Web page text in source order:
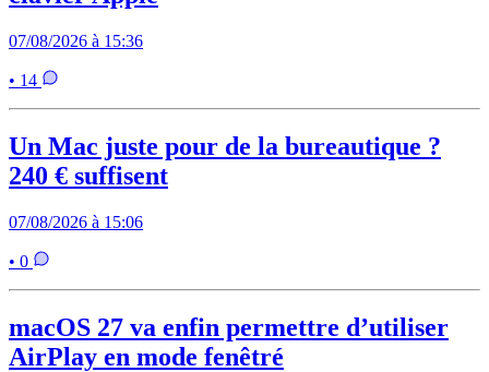
07/08/2026 à 15:36
• 14
Un Mac juste pour de la bureautique ?
240 € suffisent
07/08/2026 à 15:06
• 0
macOS 27 va enfin permettre d’utiliser
AirPlay en mode fenêtré